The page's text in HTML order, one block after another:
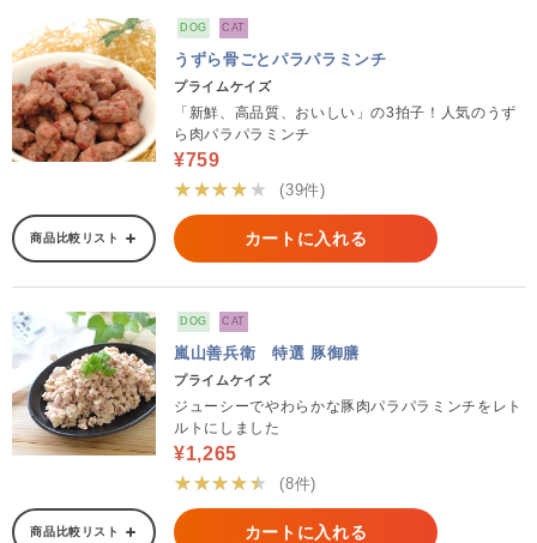
DOG CAT
うずら骨ごとパラパラミンチ
プライムケイズ
「新鮮、高品質、おいしい」の3拍子！人気のうず
ら肉パラパラミンチ
¥759
★★★★★
(39件)
商品比較リスト カートに入れる
DOG CAT
嵐山善兵衛 特選 豚御膳
プライムケイズ
ジューシーでやわらかな豚肉パラパラミンチをレト
ルトにしました
¥1,265
★★★★★
(8件)
商品比較リスト カートに入れる